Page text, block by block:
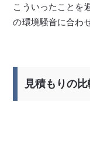
こういったことを
の環境騒音に合わ
見積もりの